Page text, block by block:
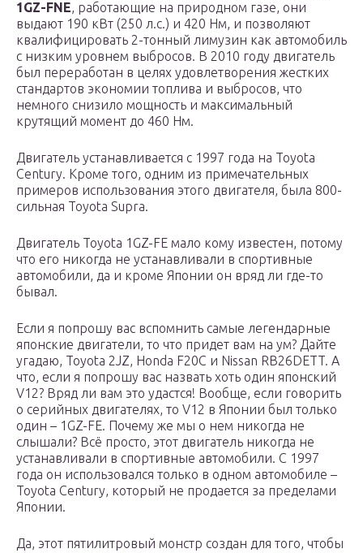
1GZ-FNE, работающие на природном газе, они
выдают 190 кВт (250 л.с.) и 420 Нм, и позволяют
квалифицировать 2-тонный лимузин как автомобиль
с низким уровнем выбросов. В 2010 году двигатель
был переработан в целях удовлетворения жестких
стандартов экономии топлива и выбросов, что
немного снизило мощность и максимальный
крутящий момент до 460 Нм.
Двигатель устанавливается с 1997 года на Toyota
Century. Кроме того, одним из примечательных
примеров использования этого двигателя, была 800-
сильная Toyota Supra.
Двигатель Toyota 1GZ-FE мало кому известен, потому
что его никогда не устанавливали в спортивные
автомобили, да и кроме Японии он вряд ли где-то
бывал.
Если я попрошу вас вспомнить самые легендарные
японские двигатели, то что придет вам на ум? Дайте
угадаю, Toyota 2JZ, Honda F20C и Nissan RB26DETT. А
что, если я попрошу вас назвать хоть один японский
V12? Вряд ли вам это удастся! Вообще, если говорить
о серийных двигателях, то V12 в Японии был только
один – 1GZ-FE. Почему же мы о нем никогда не
слышали? Всё просто, этот двигатель никогда не
устанавливали в спортивные автомобили. С 1997
года он использовался только в одном автомобиле –
Toyota Century, который не продается за пределами
Японии.
Да, этот пятилитровый монстр создан для того, чтобы